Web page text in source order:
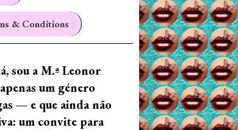
& Conditions
sou a M.ª Leonor
um género
— e que ainda não
um convite para